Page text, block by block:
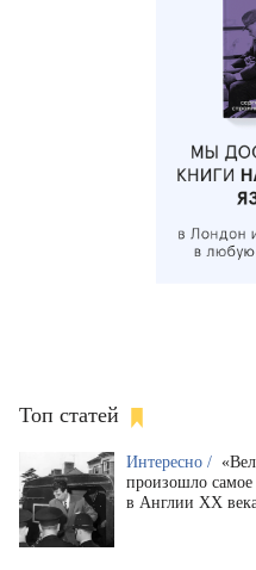
Топ статей
Интересно /
произошло самое
в Англии XX